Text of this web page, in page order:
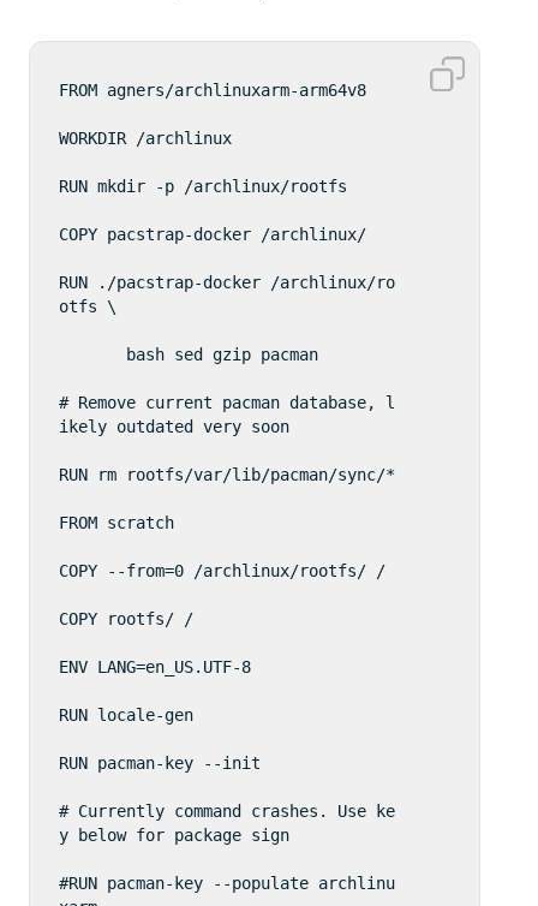
FROM agners/archlinuxarm-arm64v8
WORKDIR /archlinux
RUN mkdir -p /archlinux/rootfs
COPY pacstrap-docker /archlinux/
RUN ./pacstrap-docker /archlinux/ro
otfs \
# Remove current pacman database, l
ikely outdated very soon
RUN rm rootfs/var/lib/pacman/sync/*
FROM scratch
COPY --from=0 /archlinux/rootfs/ /
COPY rootfs/ /
ENV LANG=en_US.UTF-8
RUN locale-gen
RUN pacman-key --init
# Currently command crashes. Use ke
y below for package sign
#RUN pacman-key --populate archlinu